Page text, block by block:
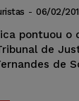
- 06/02/
pontuou o
de
de